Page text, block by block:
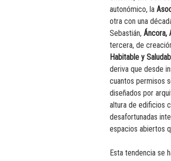
autonómico, la
otra con una
Sebastián, Áncora,
tercera, de
Habitable y
deriva que desde
cuantos permisos
diseñados por
altura de edificios
desafortunadas
espacios abiertos
Esta tendencia se